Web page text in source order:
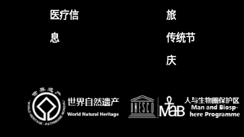
医疗信
息
旅
传统节
庆